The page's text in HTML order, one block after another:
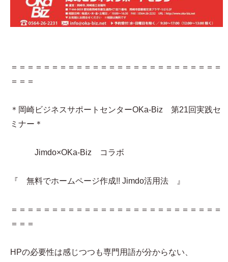
＝＝＝＝＝＝＝＝＝＝＝＝＝＝＝＝＝＝＝＝＝＝＝＝＝＝
＝＝＝
＊岡崎ビジネスサポートセンターOKa-Biz 第21回実践セ
ミナー＊
Jimdo×OKa-Biz コラボ
『 無料でホームページ作成!! Jimdo活用法 』
＝＝＝＝＝＝＝＝＝＝＝＝＝＝＝＝＝＝＝＝＝＝＝＝＝＝
＝＝＝
HPの必要性は感じつつも専門用語が分からない、